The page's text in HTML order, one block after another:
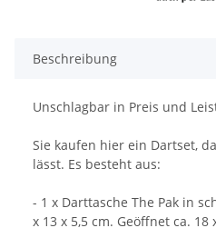
Beschreibung
Unschlagbar in Preis und
Sie kaufen hier ein Dartset,
lässt. Es besteht aus:
- 1 x Darttasche The Pak in
x 13 x 5,5 cm. Geöffnet ca. 18